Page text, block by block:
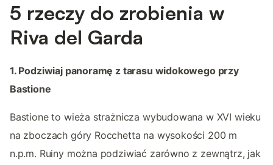
5 rzeczy do zrobienia w
Riva del Garda
1. Podziwiaj panoramę z tarasu widokowego przy
Bastione
Bastione to wieża strażnicza wybudowana w XVI wieku
na zboczach góry Rocchetta na wysokości 200 m
n.p.m. Ruiny można podziwiać zarówno z zewnątrz, jak